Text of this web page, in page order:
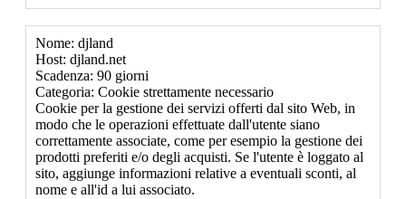
Nome: djland
Host: djland.net
Scadenza: 90 giorni
Categoria: Cookie strettamente necessario
Cookie per la gestione dei servizi offerti dal sito Web, in
modo che le operazioni effettuate dall'utente siano
correttamente associate, come per esempio la gestione dei
prodotti preferiti e/o degli acquisti. Se l'utente è loggato al
sito, aggiunge informazioni relative a eventuali sconti, al
nome e all'id a lui associato.